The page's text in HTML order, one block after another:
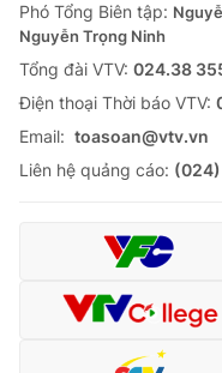
Thị trường 24h
VTV4
VTV9
Liên hệ tòa soạn
THỜI BÁO VTV
Phó Tổng Biên tập:
Nguyễn Trọng Ninh
Tổng đài VTV: 024.38
Ðiện thoại Thời báo VTV:
Email: toasoan@vtv.vn
Liên hệ quảng cáo: